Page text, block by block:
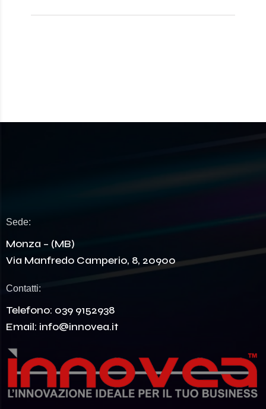
Sede:
Monza – (MB)
Via Manfredo Camperio, 8, 20900
Contatti:
Telefono: 039 9152938
Email: info@innovea.it